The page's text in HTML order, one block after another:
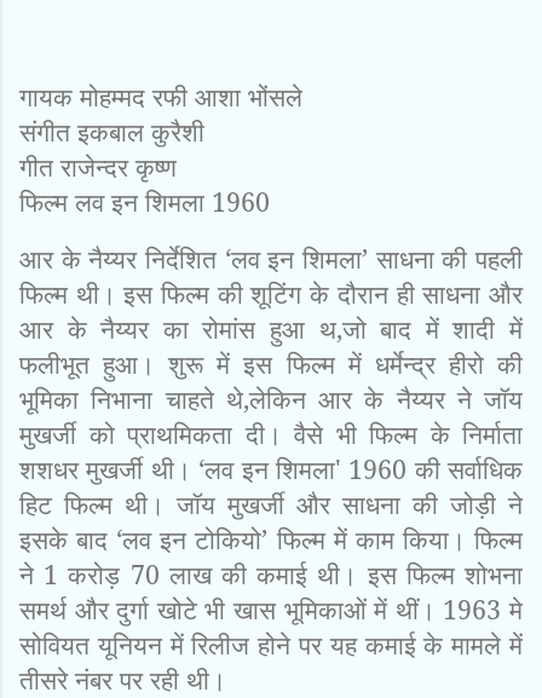
गायक मोहम्‍मद रफी आशा भोंसले
संगीत इकबाल कुरैशी
गीत राजेन्‍दर कृष्‍ण
फिल्‍म लव इन शिमला 1960
आर केनैय्यरनिर्देशित ‘लव इन शिमला’ साधना की पहली
फिल्‍म थी। इस फिल्‍म की शूटिंग के दौरान ही साधना और
आर के नैय्यर का रोमांस हुआ थ,जो बाद में शादी में
फलीभूत हुआ। शुरू में इस फिल्‍म में धर्मेन्‍द्र हीरो की
भूमिका निभाना चाहते थे,लेकिन आर के नैय्यर ने जॉय
मुखर्जी को प्राथमिकता दी। वैसे भी फिल्‍म के निर्माता
शशधर मुखर्जी थी। ‘लव इन शिमला' 1960 की सर्वाधिक
हिट फिल्‍म थी। जॉय मुखर्जी और साधना की जोड़ी ने
इसके बाद ‘लव इन टोकियो’ फिल्‍म में काम किया। फिल्‍म
ने 1 करोड़ 70 लाख की कमाई थी। इस फिल्‍म शोभना
समर्थ और दुर्गा खोटे भी खास भूमिकाओं में थीं। 1963 मे
सोवियत यूनियन में रिलीज होने पर यह कमाई के मामले में
तीसरे नंबर पर रही थी।